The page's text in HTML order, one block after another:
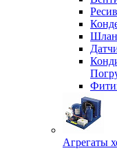
Агрегаты